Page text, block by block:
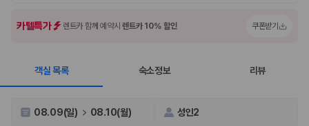
제주렌트카 가격비교는 카모아에서 한 번에
제주도 렌트카는 업체마다 차량 가격, 보험 조건, 면책금, 보상 한도, 인수
장소, 취소 규정이 다릅니다. 카모아는 여러 제주 렌트카 업체의 조건을 한
카텔특가 렌트카 함께 예약시렌트카 10% 할인 쿠폰받기
객실 목록 숙소정보 리뷰
08.09(일) 08.10(월) 성인2